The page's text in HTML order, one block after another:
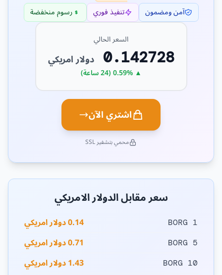
آمن ومضمون تنفيذ فوري
رسوم منخفضة
السعر الحالي
0.142728 دولار امريكي
▲ 0.59% (24 ساعة)
اشتري الآن
محمي بتشفير SSL
سعر مقابل الدولار الامريكي
1 BORG 0.14 دولار امريكي
5 BORG 0.71 دولار امريكي
10 BORG 1.43 دولار امريكي